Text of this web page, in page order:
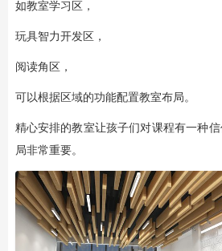
如教室学习区，
玩具智力开发区，
阅读角区，
可以根据区域的功能配置教室布局。
精心安排的教室让孩子们对课程有一种
局非常重要。